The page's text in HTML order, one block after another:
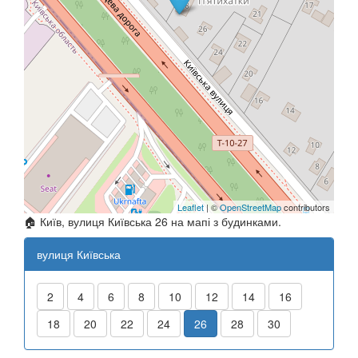
Leaflet| ©OpenStreetMapcontributors
🏠 Київ, вулиця Київська 26 на мапі з будинками.
вулиця Київська
2 4 6 8 10 12 14
16
18
20 22 24 26 28 30